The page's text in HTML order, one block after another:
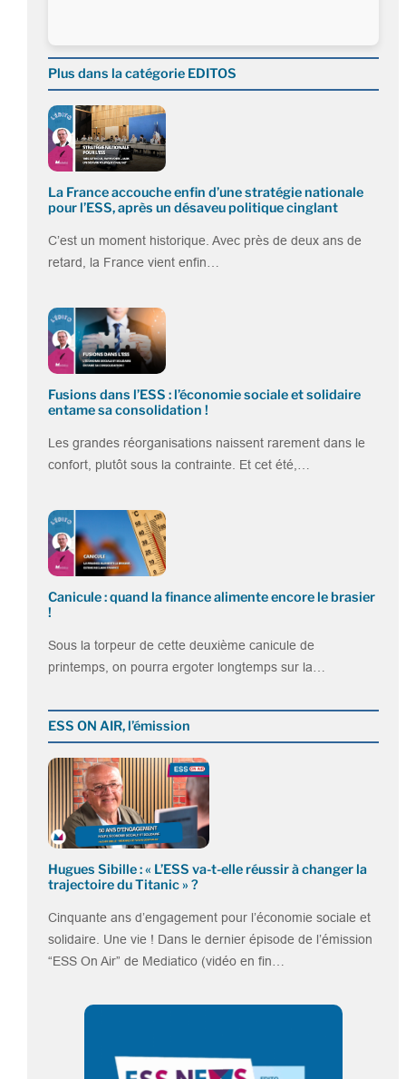
Plus dans la catégorie EDITOS
La France accouche enfin d’une stratégie nationale
pour l’ESS, après un désaveu politique cinglant
C’est un moment historique. Avec près de deux ans de
retard, la France vient enfin…
Fusions dans l’ESS : l’économie sociale et solidaire
entame sa consolidation !
Les grandes réorganisations naissent rarement dans le
confort, plutôt sous la contrainte. Et cet été,…
Canicule : quand la finance alimente encore le brasier
!
Sous la torpeur de cette deuxième canicule de
printemps, on pourra ergoter longtemps sur la…
ESS ON AIR, l’émission
Hugues Sibille : « L’ESS va-t-elle réussir à changer la
trajectoire du Titanic » ?
Cinquante ans d’engagement pour l’économie sociale et
solidaire. Une vie ! Dans le dernier épisode de l’émission
“ESS On Air” de Mediatico (vidéo en fin…